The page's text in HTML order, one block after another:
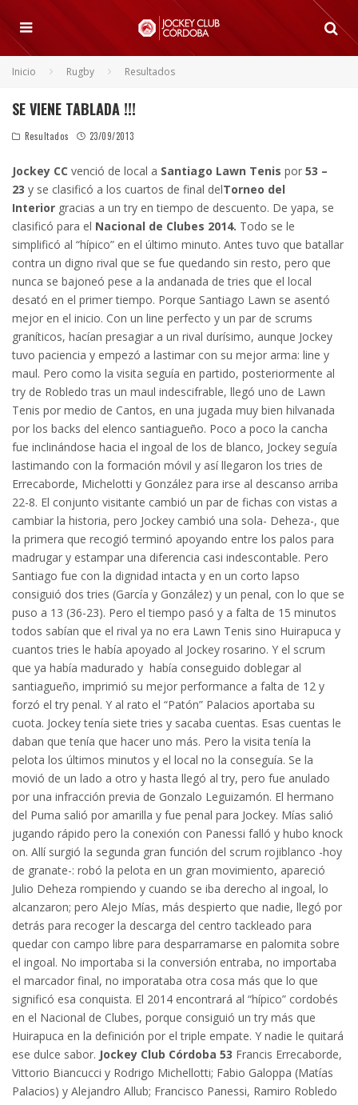
Inicio Rugby Resultados
SE VIENE TABLADA !!!
Resultados 23/09/2013
Jockey CC venció de local a Santiago Lawn Tenis por 53 –
23 y se clasificó a los cuartos de final delTorneo del
Interior gracias a un try en tiempo de descuento. De yapa, se
clasificó para el Nacional de Clubes 2014. Todo se le
simplificó al “hípico” en el último minuto. Antes tuvo que batallar
contra un digno rival que se fue quedando sin resto, pero que
nunca se bajoneó pese a la andanada de tries que el local
desató en el primer tiempo. Porque Santiago Lawn se asentó
mejor en el inicio. Con un line perfecto y un par de scrums
graníticos, hacían presagiar a un rival durísimo, aunque Jockey
tuvo paciencia y empezó a lastimar con su mejor arma: line y
maul. Pero como la visita seguía en partido, posteriormente al
try de Robledo tras un maul indescifrable, llegó uno de Lawn
Tenis por medio de Cantos, en una jugada muy bien hilvanada
por los backs del elenco santiagueño. Poco a poco la cancha
fue inclinándose hacia el ingoal de los de blanco, Jockey seguía
lastimando con la formación móvil y así llegaron los tries de
Errecaborde, Michelotti y González para irse al descanso arriba
22-8. El conjunto visitante cambió un par de fichas con vistas a
cambiar la historia, pero Jockey cambió una sola- Deheza-, que
la primera que recogió terminó apoyando entre los palos para
madrugar y estampar una diferencia casi indescontable. Pero
Santiago fue con la dignidad intacta y en un corto lapso
consiguió dos tries (García y González) y un penal, con lo que se
puso a 13 (36-23). Pero el tiempo pasó y a falta de 15 minutos
todos sabían que el rival ya no era Lawn Tenis sino Huirapuca y
cuantos tries le había apoyado al Jockey rosarino. Y el scrum
que ya había madurado y había conseguido doblegar al
santiagueño, imprimió su mejor performance a falta de 12 y
forzó el try penal. Y al rato el “Patón” Palacios aportaba su
cuota. Jockey tenía siete tries y sacaba cuentas. Esas cuentas le
daban que tenía que hacer uno más. Pero la visita tenía la
pelota los últimos minutos y el local no la conseguía. Se la
movió de un lado a otro y hasta llegó al try, pero fue anulado
por una infracción previa de Gonzalo Leguizamón. El hermano
del Puma salió por amarilla y fue penal para Jockey. Mías salió
jugando rápido pero la conexión con Panessi falló y hubo knock
on. Allí surgió la segunda gran función del scrum rojiblanco -hoy
de granate-: robó la pelota en un gran movimiento, apareció
Julio Deheza rompiendo y cuando se iba derecho al ingoal, lo
alcanzaron; pero Alejo Mías, más despierto que nadie, llegó por
detrás para recoger la descarga del centro tackleado para
quedar con campo libre para desparramarse en palomita sobre
el ingoal. No importaba si la conversión entraba, no importaba
el marcador final, no imporataba otra cosa más que lo que
significó esa conquista. El 2014 encontrará al “hípico” cordobés
en el Nacional de Clubes, porque consiguió un try más que
Huirapuca en la definición por el triple empate. Y nadie le quitará
ese dulce sabor. Jockey Club Córdoba 53 Francis Errecaborde,
Vittorio Biancucci y Rodrigo Michellotti; Fabio Galoppa (Matías
Palacios) y Alejandro Allub; Francisco Panessi, Ramiro Robledo